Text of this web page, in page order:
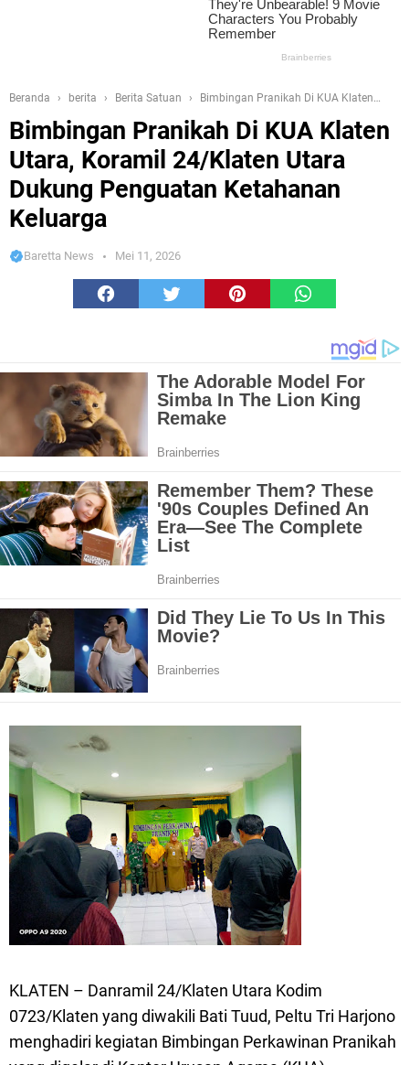
Beranda berita Berita Satuan
Bimbingan Pranikah Di KUA Klaten
Bimbingan Pranikah Di KUA Klaten
Utara, Koramil 24/Klaten Utara
Dukung Penguatan Ketahanan
Keluarga
Baretta News Mei 11, 2026
KLATEN – Danramil 24/Klaten Utara Kodim
0723/Klaten yang diwakili Bati Tuud, Peltu Tri Harjono
menghadiri kegiatan Bimbingan Perkawinan Pranikah